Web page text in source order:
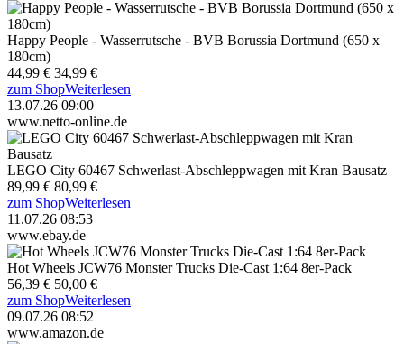
Happy People - Wasserrutsche - BVB Borussia Dortmund (650 x
180cm)
44,99 € 34,99 €
zum ShopWeiterlesen
13.07.26 09:00
www.netto-online.de
LEGO City 60467 Schwerlast-Abschleppwagen mit Kran Bausatz
89,99 € 80,99 €
zum ShopWeiterlesen
11.07.26 08:53
www.ebay.de
Hot Wheels JCW76 Monster Trucks Die-Cast 1:64 8er-Pack
56,39 € 50,00 €
zum ShopWeiterlesen
09.07.26 08:52
www.amazon.de